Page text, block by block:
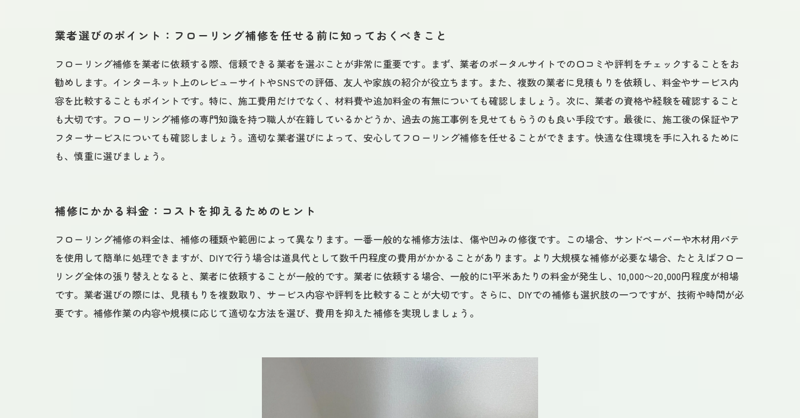
業者選びのポイント：フローリング補修を任せる前に知っておくべきこと
フローリング補修を業者に依頼する際、信頼できる業者を選ぶことが非常に重要です。まず、業者のポータルサイトでの口コミや評判をチェックすることをお
勧めします。インターネット上のレビューサイトやSNSでの評価、友人や家族の紹介が役立ちます。また、複数の業者に見積もりを依頼し、料金やサービス内
容を比較することもポイントです。特に、施工費用だけでなく、材料費や追加料金の有無についても確認しましょう。次に、業者の資格や経験を確認すること
も大切です。フローリング補修の専門知識を持つ職人が在籍しているかどうか、過去の施工事例を見せてもらうのも良い手段です。最後に、施工後の保証やア
フターサービスについても確認しましょう。適切な業者選びによって、安心してフローリング補修を任せることができます。快適な住環境を手に入れるために
も、慎重に選びましょう。
補修にかかる料金：コストを抑えるためのヒント
フローリング補修の料金は、補修の種類や範囲によって異なります。一番一般的な補修方法は、傷や凹みの修復です。この場合、サンドペーパーや木材用パテ
を使用して簡単に処理できますが、DIYで行う場合は道具代として数千円程度の費用がかかることがあります。より大規模な補修が必要な場合、たとえばフロー
リング全体の張り替えとなると、業者に依頼することが一般的です。業者に依頼する場合、一般的に1平米あたりの料金が発生し、10,000〜20,000円程度が相場
です。業者選びの際には、見積もりを複数取り、サービス内容や評判を比較することが大切です。さらに、DIYでの補修も選択肢の一つですが、技術や時間が必
要です。補修作業の内容や規模に応じて適切な方法を選び、費用を抑えた補修を実現しましょう。